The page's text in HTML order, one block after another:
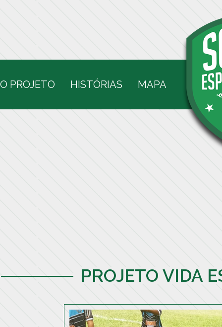
O PROJETO HISTÓRIAS MAPA
PROJETO VIDA